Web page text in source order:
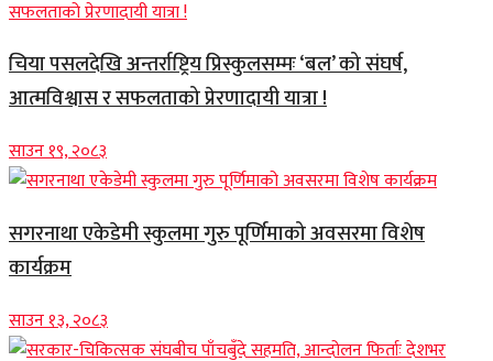
चिया पसलदेखि अन्तर्राष्ट्रिय प्रिस्कुलसम्मः ‘बल’ को संघर्ष,
आत्मविश्वास र सफलताको प्रेरणादायी यात्रा !
साउन १९, २०८३
सगरनाथा एकेडेमी स्कुलमा गुरु पूर्णिमाको अवसरमा विशेष
कार्यक्रम
साउन १३, २०८३